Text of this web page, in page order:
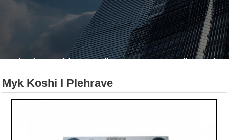
Shtëpi Produktet Kallëp I Dorës Së Dytë / Kallëp I Përdorur
Myk Koshi I Plehrave